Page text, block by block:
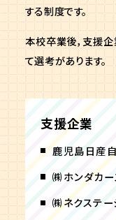
する制度です。
本校卒業後，支援
て選考があります。
支援企業
鹿児島日産
㈱ホンダカー
㈱ネクステー